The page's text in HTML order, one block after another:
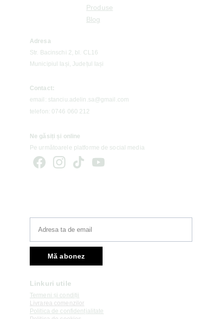
Contact:
email: stanciu.adelin.sa@gmail.com
telefon: 0746 060 212
Produse
Blog
Mă abonez
Termeni și condiții
Livrarea comenzilor
Adresa
Str. Bacinschi 2, bl. CL16
Municipiul Iași, Județul Iași
Ne găsiți și online
Pe următoarele platforme de social media
Politica de confidențialitate
Linkuri utile